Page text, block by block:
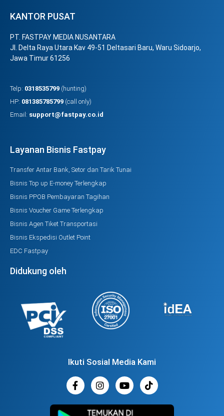
KANTOR PUSAT
PT. FASTPAY MEDIA NUSANTARA
Jl. Delta Raya Utara Kav 49-51 Deltasari Baru, Waru Sidoarjo,
Jawa Timur 61256
Telp: 0318535799 (hunting)
HP: 081385785799 (call only)
Email: support@fastpay.co.id
Layanan Bisnis Fastpay
Transfer Antar Bank, Setor dan Tarik Tunai
Bisnis Top up E-money Terlengkap
Bisnis PPOB Pembayaran Tagihan
Bisnis Voucher Game Terlengkap
Bisnis Agen Tiket Transportasi
Bisnis Ekspedisi Outlet Point
EDC Fastpay
Didukung oleh
Ikuti Sosial Media Kami